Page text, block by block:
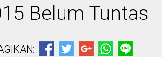
Belum Tuntas